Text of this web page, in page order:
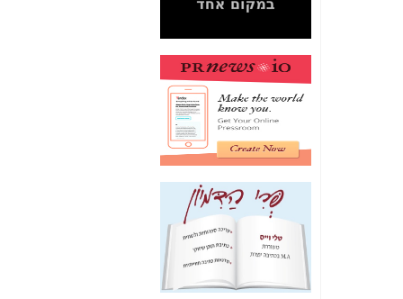
עובדות ומסמכים
האם ביבי כשר
תקשורת עזר לקב'
בזק? -כאן
מה מקור ה-Fake
News שהביא לתפירת
תיק לביבי והעלמת
החשודים הנכונים -כאן
אחת הרגליים של "תיק
4000 התפור"
התמוטטה היום
בניצחון (כפול) של בזק
-
כאן
איך כתבות מפנקות